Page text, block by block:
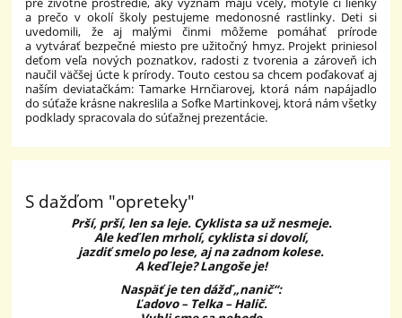
a prečo v okolí školy pestujeme medonosné rastlinky. Deti si
uvedomili, že aj malými činmi môžeme pomáhať prírode
a vytvárať bezpečné miesto pre užitočný hmyz. Projekt priniesol
deťom veľa nových poznatkov, radosti z tvorenia a zároveň ich
naučil väčšej úcte k prírody. Touto cestou sa chcem poďakovať aj
naším deviatačkám: Tamarke Hrnčiarovej, ktorá nám napájadlo
do súťaže krásne nakreslila a Sofke Martinkovej, ktorá nám všetky
podklady spracovala do súťažnej prezentácie.
S dažďom "opreteky"
Prší, prší, len sa leje. Cyklista sa už nesmeje.
Ale keď len mrholí, cyklista si dovolí,
jazdiť smelo po lese, aj na zadnom kolese.
A keď leje? Langoše je!
Naspäť je ten dážď „nanič“:
Ľadovo – Telka – Halič.